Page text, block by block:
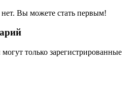
Вы можете стать первым!
только зарегистрированные